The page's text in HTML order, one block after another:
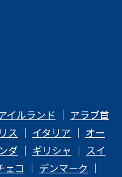
イルランド ｜ アラブ首
ス ｜ イタリア ｜ オー
ダ｜ ギリシャ ｜ スイ
ェコ ｜ デンマーク ｜